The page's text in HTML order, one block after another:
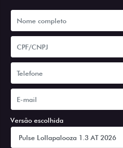
Versão escolhida